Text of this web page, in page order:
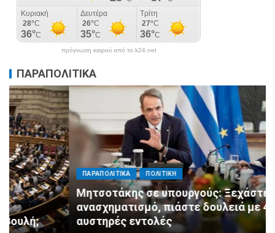
πρόγνωση καιρού από το k24.net
ΠΑΡΑΠΟΛΙΤΙΚΑ
ΠΑΡΑΠΟΛΙΤΙΚΑ ΠΟΛΙΤΙΚΗ
Μητσοτάκης σε υπουργούς: Ξεχάστε τον
ανασχηματισμό, πιάστε δουλειά με 4
αυστηρές εντολές